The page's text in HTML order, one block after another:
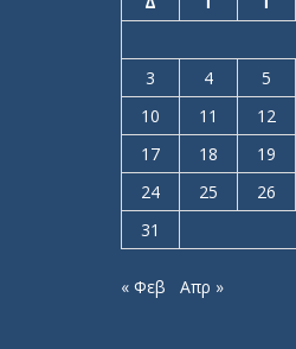
3
4 5
10
11 12
17
18 19
24
25 26
31
« Φεβ Απρ »